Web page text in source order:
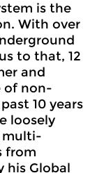
is the
With over
to that, 12
and
of non-
10 years
loosely
multi-
from
his Global